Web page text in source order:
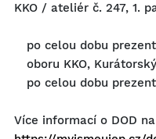
KKO / ateliér č. 247, 1.
po celou dobu
oboru KKO,
po celou dobu
Více informací o DOD